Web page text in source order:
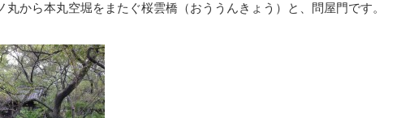
から本丸空堀をまたぐ桜雲橋（おううんきょう）と、問屋門です。